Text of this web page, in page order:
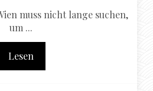
muss nicht lange suchen,
um ...
Lesen